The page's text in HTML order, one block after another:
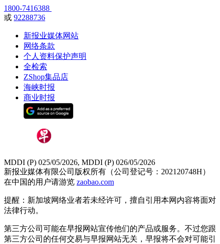
1800-7416388
或 92288736
新报业媒体网站
网络条款
个人资料保护声明
全检索
ZShop集品店
海峡时报
商业时报
MDDI (P) 025/05/2026, MDDI (P) 026/05/2026
新报业媒体有限公司版权所有（公司登记号：202120748H）
在中国的用户请游览 zaobao.com
提醒：新加坡网络业者若未经许可，擅自引用本网内容将面对
法律行动。
第三方公司可能在早报网站宣传他们的产品或服务。不过您跟
第三方公司的任何交易与早报网站无关，早报将不会对可能引